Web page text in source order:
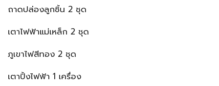
ถาดปล่องลูกชิ้น 2 ชุด
เตาไฟฟ้าแม่เหล็ก 2 ชุด
ภูเขาไฟสีทอง 2 ชุด
เตาปิ้งไฟฟ้า 1 เครื่อง